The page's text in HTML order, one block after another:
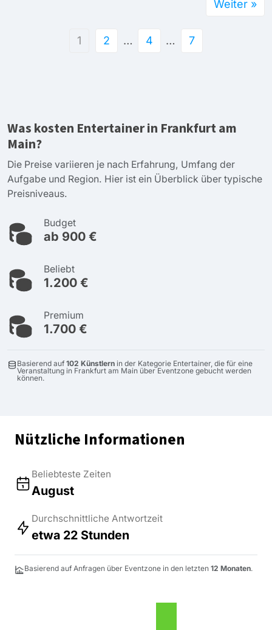
1 2 … 4 … 7
Weiter »
Was kosten Entertainer in Frankfurt am
Main?
Die Preise variieren je nach Erfahrung, Umfang der
Aufgabe und Region. Hier ist ein Überblick über typische
Preisniveaus.
Budget
ab 900 €
Beliebt
1.200 €
Premium
1.700 €
Basierend auf 102 Künstlern in der Kategorie Entertainer, die für eine
Veranstaltung in Frankfurt am Main über Eventzone gebucht werden
können.
Nützliche Informationen
Beliebteste Zeiten
August
Durchschnittliche Antwortzeit
etwa 22 Stunden
Basierend auf Anfragen über Eventzone in den letzten 12 Monaten.